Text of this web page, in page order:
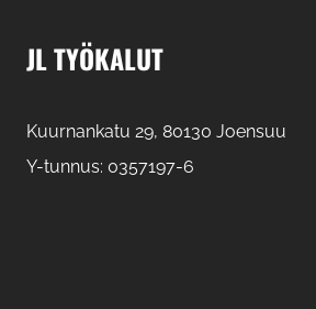
JL TYÖKALUT
Kuurnankatu 29, 80130 Joensuu
Y-tunnus: 0357197-6